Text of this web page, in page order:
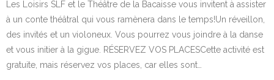
Les Loisirs SLF et le Théâtre de la Bacaisse vous invitent à assister
à un conte théâtral qui vous ramènera dans le temps!Un réveillon,
des invités et un violoneux. Vous pourrez vous joindre à la danse
et vous initier à la gigue. RÉSERVEZ VOS PLACESCette activité est
gratuite, mais réservez vos places, car elles sont…